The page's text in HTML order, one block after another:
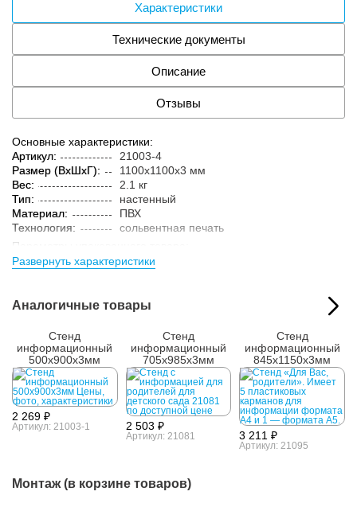
Характеристики
Технические документы
Описание
Отзывы
Основные характеристики:
Артикул:
21003-4
Размер (ВxШxГ):
1100x1100x3 мм
Вес:
2.1 кг
Тип:
настенный
Материал:
ПВХ
Технология:
сольвентная печать
Параметры упакованного товара:
Размер (ВxШxГ):
1105x1105x6 мм
упаковке:
Развернуть характеристики
Аналогичные товары
Стенд
информационный
500x900x3мм
2 269 ₽
Артикул: 21003-1
Стенд
информационный
705x985x3мм
2 503 ₽
Артикул: 21081
Стенд
информационный
845x1150x3мм
3 211 ₽
Артикул: 21095
Монтаж (в корзине товаров)